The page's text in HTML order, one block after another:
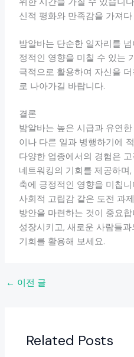
신적 평화와 만족감을 가져
밤알바는 단순한 일자리를
정적인 영향을 미칠 수 있는
극적으로 활용하여 자신을
로 나아가길 바랍니다.
결론
밤알바는 높은 시급과 유연
이나 다른 일과 병행하기에
다양한 업종에서의 경험은
네트워킹의 기회를 제공하며
축에 긍정적인 영향을 미칩
사회적 고립감 같은 도전 과
방안을 마련하는 것이 중요
성장시키고, 새로운 사람들
기회를 활용해 보세요.
← 이전 글
Related Posts